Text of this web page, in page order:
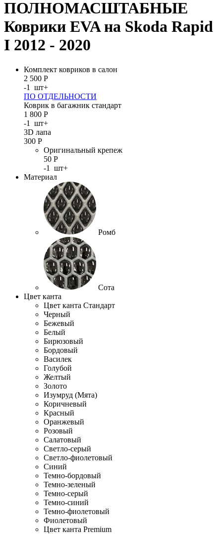
ПОЛНОМАСШТАБНЫЕ
Коврики EVA на Skoda Rapid
I 2012 - 2020
Комплект ковриков в салон
2 500 Р
-1 шт+
ПО ОТДЕЛЬНОСТИ
Коврик в багажник стандарт
1 800 Р
-1 шт+
3D лапа
300 Р
Оригинальный крепеж
50 Р
-1 шт+
Материал
Ромб
Сота
Цвет канта
Цвет канта Стандарт
Черный
Бежевый
Белый
Бирюзовый
Бордовый
Василек
Голубой
Желтый
Золото
Изумруд (Мята)
Коричневый
Красный
Оранжевый
Розовый
Салатовый
Светло-серый
Светло-фиолетовый
Синий
Темно-бордовый
Темно-зеленый
Темно-серый
Темно-синий
Темно-фиолетовый
Фиолетовый
Цвет канта Premium